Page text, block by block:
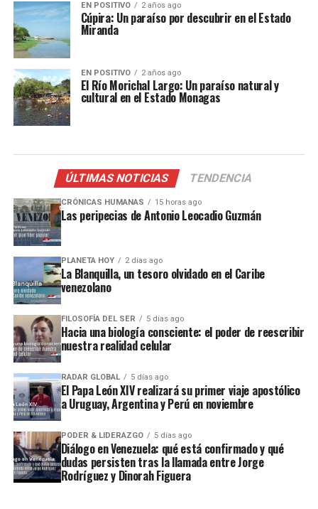
EN POSITIVO 2 años ago
Cúpira: Un paraíso por descubrir en el Estado
Miranda
EN POSITIVO 2 años ago
El Río Morichal Largo: Un paraíso natural y
cultural en el Estado Monagas
ÚLTIMAS NOTICIAS TENDENCIA
CRÓNICAS HUMANAS 15 horas ago
Las peripecias de Antonio Leocadio Guzmán
PLANETA HOY 2 días ago
La Blanquilla, un tesoro olvidado en el Caribe
venezolano
FILOSOFÍA DEL SER 5 días ago
Hacia una biología consciente: el poder de reescribir
nuestra realidad celular
RADAR GLOBAL 5 días ago
El Papa León XIV realizará su primer viaje apostólico
a Uruguay, Argentina y Perú en noviembre
PODER & LIDERAZGO 5 días ago
Diálogo en Venezuela: qué está confirmado y qué
dudas persisten tras la llamada entre Jorge
Rodríguez y Dinorah Figuera